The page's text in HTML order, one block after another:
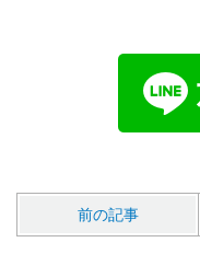
前の記事